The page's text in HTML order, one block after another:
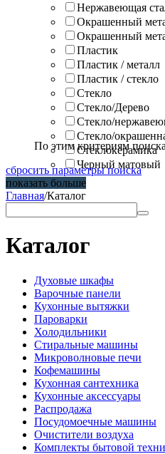
Нержавеющая
Окрашенный
Окрашенный
Пластик
Пластик / металл
Пластик / стекло
Стекло
Стекло/Дерево
Стекло/
Стекло/
Стеклокерамика
Черный матовый
По этим критериям
сбросить параметры поиска
показать больше
Главная/Каталог
Каталог
Духовые шкафы
Варочные панели
Кухонные вытяжки
Пароварки
Холодильники
Стиральные машины
Микроволновые печи
Кофемашины
Кухонная сантехника
Кухонные аксессуары
Распродажа
Посудомоечные машины
Очистители воздуха
Комплекты бытовой